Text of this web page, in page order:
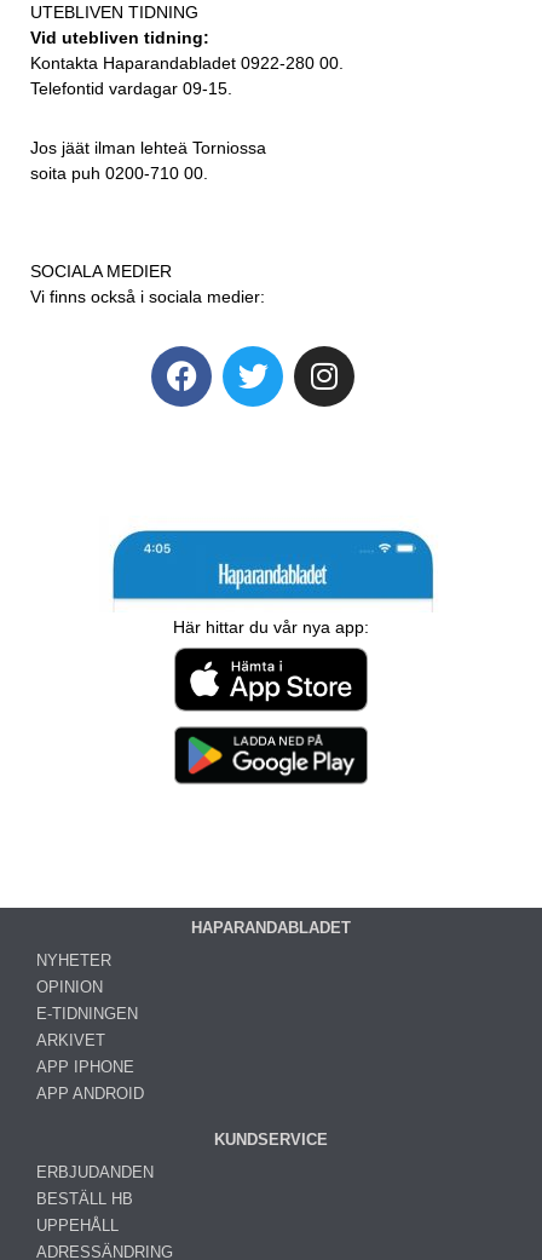
UTEBLIVEN TIDNING
Vid utebliven tidning:
Kontakta Haparandabladet 0922-280 00.
Telefontid vardagar 09-15.
Jos jäät ilman lehteä Torniossa
soita puh 0200-710 00.
SOCIALA MEDIER
Vi finns också i sociala medier:
Här hittar du vår nya app:
HAPARANDABLADET
NYHETER
OPINION
E-TIDNINGEN
ARKIVET
APP IPHONE
APP ANDROID
KUNDSERVICE
ERBJUDANDEN
BESTÄLL HB
UPPEHÅLL
ADRESSÄNDRING